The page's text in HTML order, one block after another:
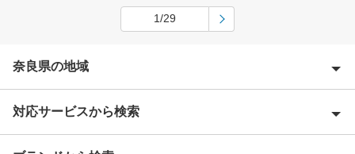
1/29
奈良県の地域
生駒郡
対応サービスから検索